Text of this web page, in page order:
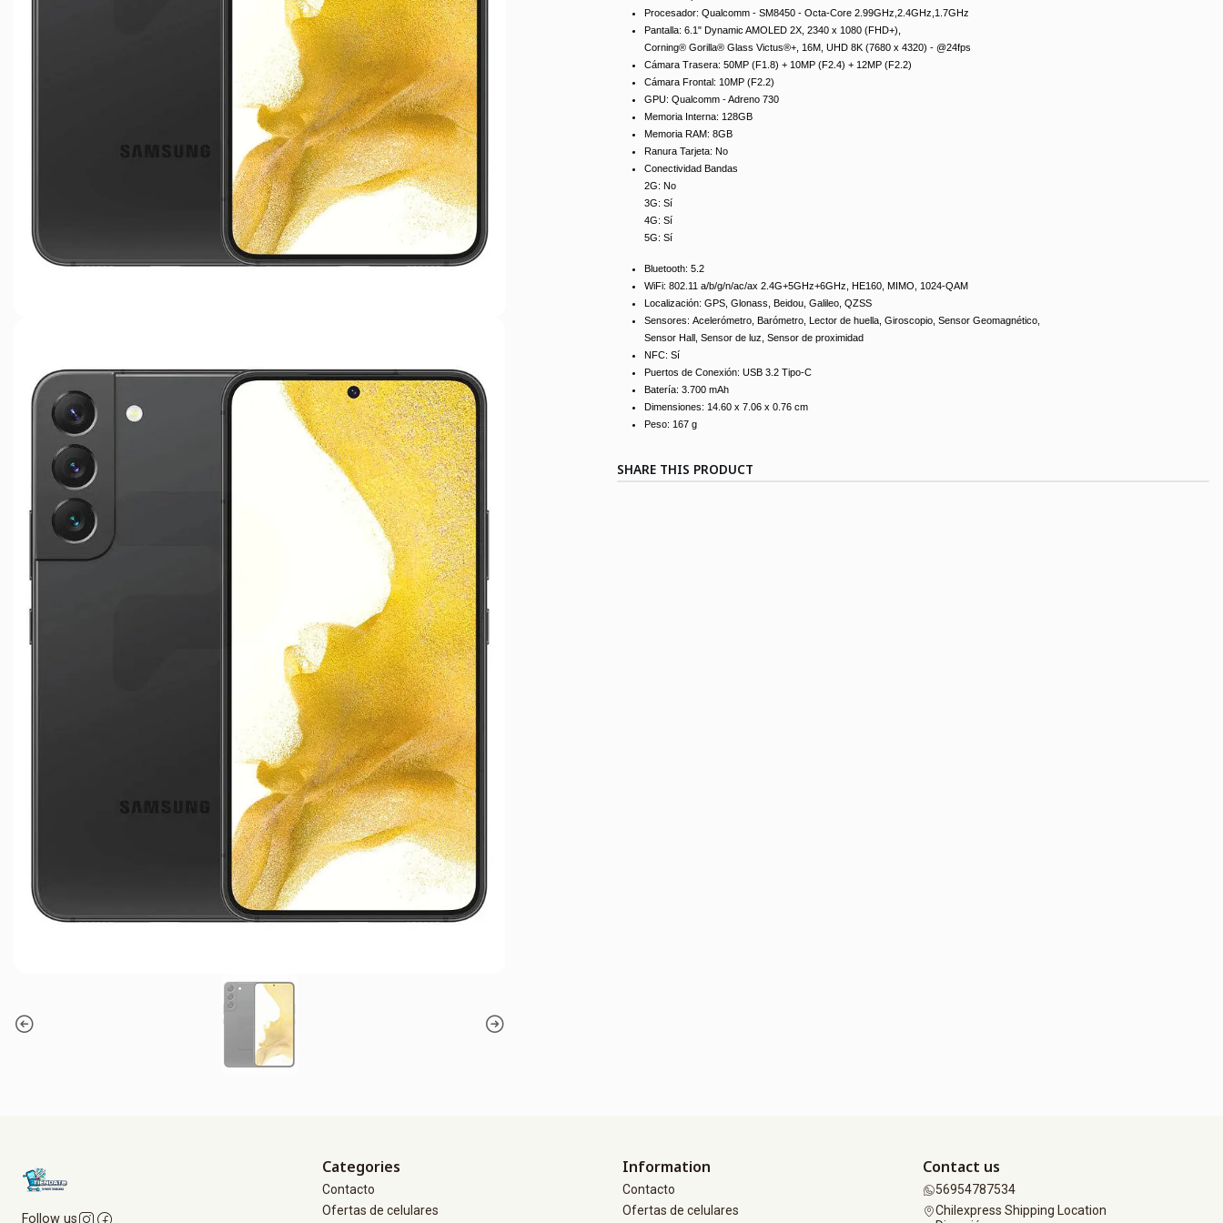
Procesador: Qualcomm - SM8450 - Octa-Core 2.99GHz,2.4GHz,1.7GHz
Pantalla: 6.1" Dynamic AMOLED 2X, 2340 x 1080 (FHD+),
Corning® Gorilla® Glass Victus®+, 16M, UHD 8K (7680 x 4320) - @24fps
Cámara Trasera: 50MP (F1.8) + 10MP (F2.4) + 12MP (F2.2)
Cámara Frontal: 10MP (F2.2)
GPU: Qualcomm - Adreno 730
Memoria Interna: 128GB
Memoria RAM: 8GB
Ranura Tarjeta: No
Conectividad Bandas
2G: No
3G: Sí
4G: Sí
5G: Sí
Bluetooth: 5.2
WiFi: 802.11 a/b/g/n/ac/ax 2.4G+5GHz+6GHz, HE160, MIMO, 1024-QAM
Localización: GPS, Glonass, Beidou, Galileo, QZSS
Sensores: Acelerómetro, Barómetro, Lector de huella, Giroscopio, Sensor Geomagnético,
Sensor Hall, Sensor de luz, Sensor de proximidad
NFC: Sí
Puertos de Conexión: USB 3.2 Tipo-C
Batería: 3.700 mAh
Dimensiones: 14.60 x 7.06 x 0.76 cm
Peso: 167 g
SHARE THIS PRODUCT
Follow us
Categories
Contacto
Ofertas de celulares
Information
Contacto
Ofertas de celulares
Contact us
56954787534
Chilexpress Shipping Location